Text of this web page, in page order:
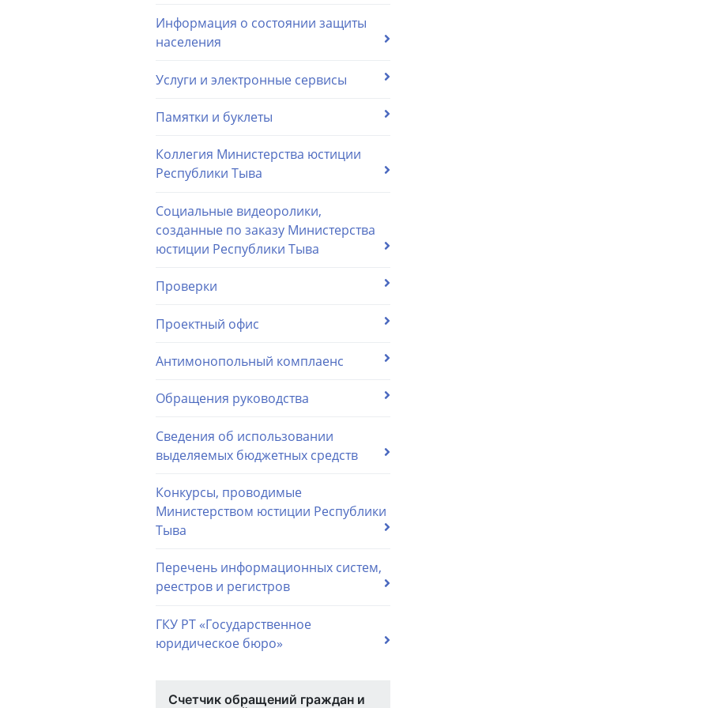
Информация о состоянии защиты
населения
Услуги и электронные сервисы
Памятки и буклеты
Коллегия Министерства юстиции
Республики Тыва
Социальные видеоролики,
созданные по заказу Министерства
юстиции Республики Тыва
Проверки
Проектный офис
Антимонопольный комплаенс
Обращения руководства
Сведения об использовании
выделяемых бюджетных средств
Конкурсы, проводимые
Министерством юстиции Республики
Тыва
Перечень информационных систем,
реестров и регистров
ГКУ РТ «Государственное
юридическое бюро»
Счетчик обращений граждан и